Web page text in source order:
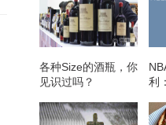
各种Size的酒瓶，你
见识过吗？
利